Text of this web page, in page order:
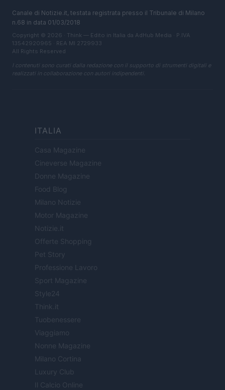
Canale di Notizie.it, testata registrata presso il Tribunale di Milano
n.68 in data 01/03/2018
Copyright © 2026 · Think — Edito in Italia da AdHub Media · P.IVA
13542920965 · REA MI 2729933
All Rights Reserved
I contenuti sono curati dalla redazione con il supporto di strumenti digitali e
realizzati in collaborazione con autori indipendenti.
ITALIA
Casa Magazine
Cineverse Magazine
Donne Magazine
Food Blog
Milano Notizie
Motor Magazine
Notizie.it
Offerte Shopping
Pet Story
Professione Lavoro
Sport Magazine
Style24
Think.it
Tuobenessere
Viaggiamo
Nonne Magazine
Milano Cortina
Luxury Club
Il Calcio Online